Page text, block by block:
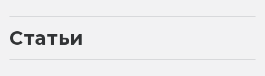
Статьи